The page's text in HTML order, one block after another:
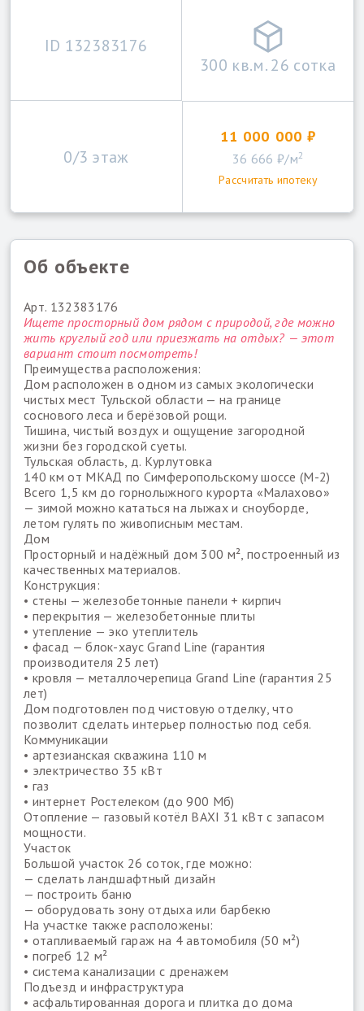
ID 132383176
300 кв.м. 26 сотка
0/3 этаж
11 000 000 ₽
36 666 ₽/м2
Рассчитать ипотеку
Об объекте
Арт. 132383176
Ищете просторный дом рядом с природой, где можно
жить круглый год или приезжать на отдых? — этот
вариант стоит посмотреть!
Преимущества расположения:
Дом расположен в одном из самых экологически
чистых мест Тульской области — на границе
соснового леса и берёзовой рощи.
Тишина, чистый воздух и ощущение загородной
жизни без городской суеты.
Тульская область, д. Курлутовка
140 км от МКАД по Симферопольскому шоссе (М-2)
Всего 1,5 км до горнолыжного курорта «Малахово»
— зимой можно кататься на лыжах и сноуборде,
летом гулять по живописным местам.
Дом
Просторный и надёжный дом 300 м², построенный из
качественных материалов.
Конструкция:
• стены — железобетонные панели + кирпич
• перекрытия — железобетонные плиты
• утепление — эко утеплитель
• фасад — блок-хаус Grand Line (гарантия
производителя 25 лет)
• кровля — металлочерепица Grand Line (гарантия 25
лет)
Дом подготовлен под чистовую отделку, что
позволит сделать интерьер полностью под себя.
Коммуникации
• артезианская скважина 110 м
• электричество 35 кВт
• газ
• интернет Ростелеком (до 900 Мб)
Отопление — газовый котёл BAXI 31 кВт с запасом
мощности.
Участок
Большой участок 26 соток, где можно:
— сделать ландшафтный дизайн
— построить баню
— оборудовать зону отдыха или барбекю
На участке также расположены:
• отапливаемый гараж на 4 автомобиля (50 м²)
• погреб 12 м²
• система канализации с дренажем
Подъезд и инфраструктура
• асфальтированная дорога и плитка до дома